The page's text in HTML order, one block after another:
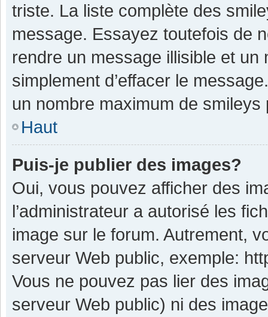
triste. La liste complète des
message. Essayez toutefois de
rendre un message illisible et
simplement d’effacer le
un nombre maximum de smileys
Haut
Puis-je publier des images?
Oui, vous pouvez afficher des
l’administrateur a autorisé les
image sur le forum. Autrement,
serveur Web public, exemple:
Vous ne pouvez pas lier des
serveur Web public) ni des